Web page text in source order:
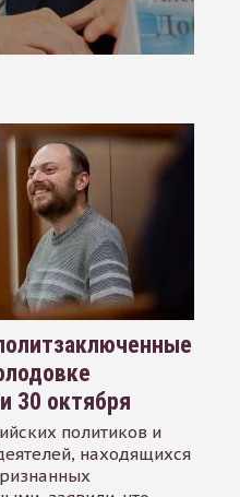
30 октября
политиков и
находящихся